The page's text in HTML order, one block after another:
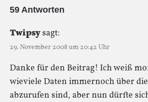
59 Antworten
Twipsysagt:
29. November 2008 um 20:42 Uhr
Danke für den Beitrag! Ich weiß
wieviele Daten immernoch über
abzurufen sind, aber nun dürfte